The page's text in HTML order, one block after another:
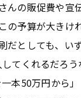
んの販促費や宣
の予算が大きけ
だとしても、い
てくれるだろ
本50万円から」